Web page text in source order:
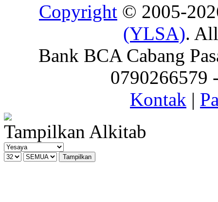
Copyright © 2005-
(YLSA).
Bank BCA Cabang
0790266579
Kontak |
Tampilkan Alkitab